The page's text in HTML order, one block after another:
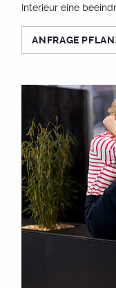
Interieur eine
ANFRAGE